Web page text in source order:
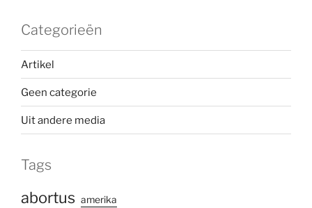
Categorieën
Artikel
Geen categorie
Uit andere media
Tags
abortus amerika